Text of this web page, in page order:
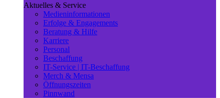
Aktuelles & Service
Medieninformationen
Erfolge & Engagements
Beratung & Hilfe
Karriere
Personal
Beschaffung
IT-Service | IT-Beschaffung
Merch & Mensa
Öffnungszeiten
Pinnwand